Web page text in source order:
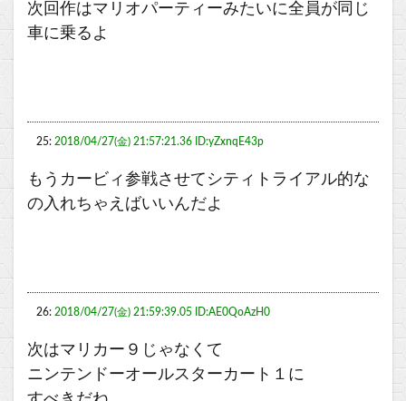
次回作はマリオパーティーみたいに全員が同じ
車に乗るよ
25: 2018/04/27(金) 21:57:21.36 ID:yZxnqE43p
もうカービィ参戦させてシティトライアル的な
の入れちゃえばいいんだよ
26: 2018/04/27(金) 21:59:39.05 ID:AE0QoAzH0
次はマリカー９じゃなくて
ニンテンドーオールスターカート１に